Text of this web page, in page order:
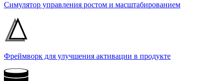
Симулятор управления ростом и масштабированием
Фреймворк для улучшения активации в продукте